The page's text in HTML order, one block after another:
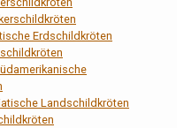
Erdschildkröten
Landschildkröten